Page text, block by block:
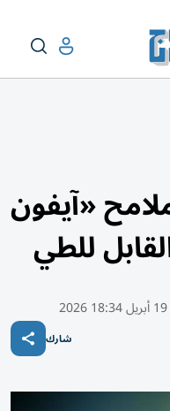
«آيفون
للطي
19 أبريل 18:34 2026
شارك